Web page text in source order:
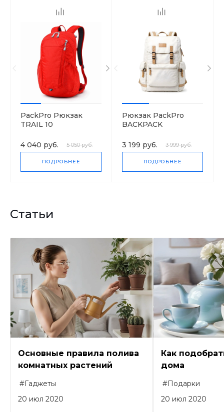
PackPro Рюкзак
TRAIL 10
4 040 руб. 5 050 руб.
ПОДРОБНЕЕ
Рюкзак PackPro
BACKPACK
3 199 руб. 3 999 руб.
ПОДРОБНЕЕ
Статьи
Основные правила полива
комнатных растений
#Гаджеты
20 июл 2020
Как
дома
#Подарки
20 июл 2020